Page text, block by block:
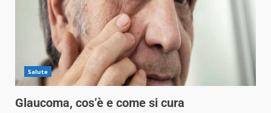
Salute
Glaucoma, cos’è e come si cura